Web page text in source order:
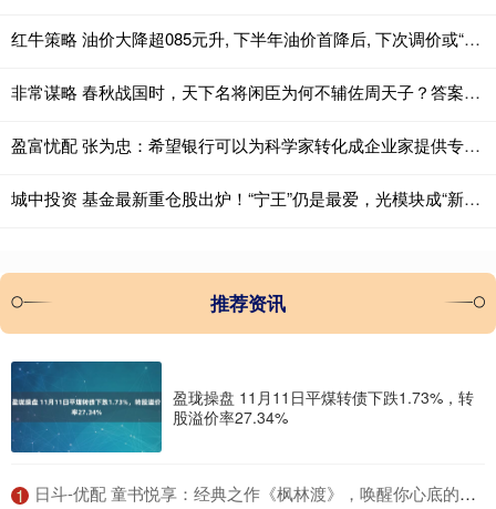
红牛策略 油价大降超085元升, 下半年油价首降后, 下次调价或“2连跌”!
非常谋略 春秋战国时，天下名将闲臣为何不辅佐周天子？答案非常现实
盈富忧配 张为忠：希望银行可以为科学家转化成企业家提供专业团队支持
城中投资 基金最新重仓股出炉！“宁王”仍是最爱，光模块成“新宠”
推荐资讯
盈珑操盘 11月11日平煤转债下跌1.73%，转
股溢价率27.34%
1 ​日斗-优配 童书悦享：经典之作《枫林渡》，唤醒你心底的童年记忆！